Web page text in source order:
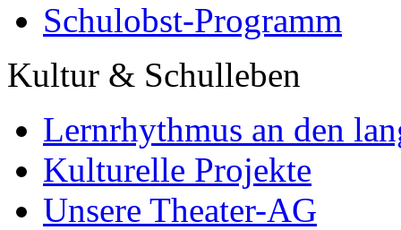
Schulobst-Programm
Kultur & Schulleben
Lernrhythmus an den
Kulturelle Projekte
Unsere Theater-AG